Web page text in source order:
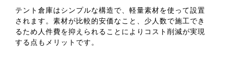
品
テント倉庫はシンプルな構造で、軽量素材を使って設置
されます。素材が比較的安価なこと、少人数で施工でき
るため人件費を抑えられることによりコスト削減が実現
する点もメリットです。